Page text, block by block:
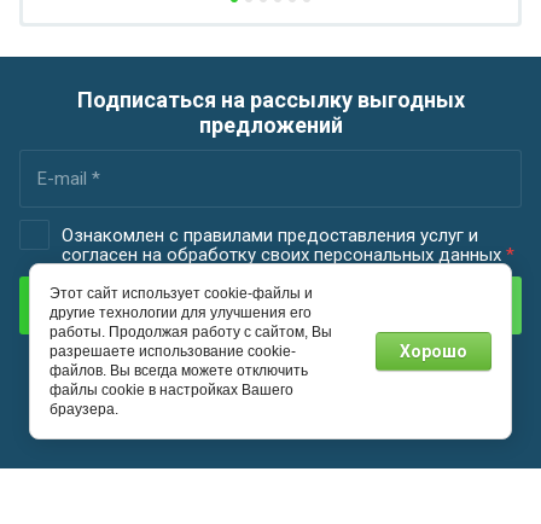
Подписаться на рассылку выгодных
предложений
Ознакомлен с правилами предоставления услуг и
согласен на обработку своих персональных данных *
Подписаться
Этот сайт использует cookie-файлы и
другие технологии для улучшения его
работы. Продолжая работу с сайтом, Вы
разрешаете использование cookie-
файлов. Вы всегда можете отключить
файлы cookie в настройках Вашего
браузера.
Хорошо